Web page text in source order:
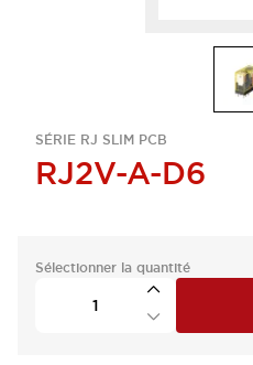
SÉRIE RJ SLIM PCB
RJ2V-A-D6
Sélectionner la quantité